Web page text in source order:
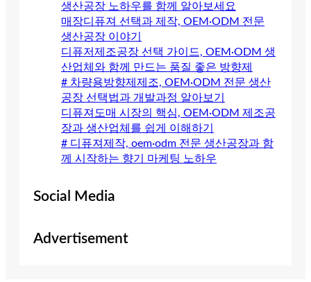
생산공장 노하우를 함께 알아보세요
매장디퓨져 선택과 제작, OEM·ODM 전문
생산공장 이야기
디퓨저제조공장 선택 가이드, OEM·ODM 생
산업체와 함께 만드는 품질 좋은 방향제
# 차량용방향제제조, OEM·ODM 전문 생산
공장 선택법과 개발과정 알아보기
디퓨져도매 시장의 핵심, OEM·ODM 제조공
장과 생산업체를 쉽게 이해하기
# 디퓨져제작, oem·odm 전문 생산공장과 함
께 시작하는 향기 마케팅 노하우
Social Media
Advertisement